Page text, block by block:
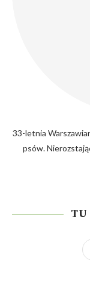
33-letnia
psów.